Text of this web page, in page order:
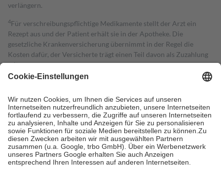
verlängern.
4Für verschreibungspflichtige Medikamente stellt der Arzt ein
Rezept aus und der Patient erhält sie in der Apotheke. Die
gesetzliche Krankenversicherung übernimmt in der Regel die
Kosten dafür, der Versicherte trägt einen Teil davon als Zuzahlung
mit.
Grundsätzlich leisten Mitglieder Zuzahlungen in Höhe von zehn
höchstens zehn Euro.
Es sind jedoch nie mehr als die tatsächlichen
Kosten der Leistung zu entrichten.
Diese Regeln gelten grundsätzlich auch für Online-Apotheken.
Bei Heilmitteln und häuslicher Krankenpflege beträgt die
Zuzahlung zehn Prozent der Kosten sowie zehn Euro je
Verordnung.
Um das Engagement der Versicherten für ihre eigene Gesundheit zu
stärken und die besondere Stellung der Familie zu unterstützen,